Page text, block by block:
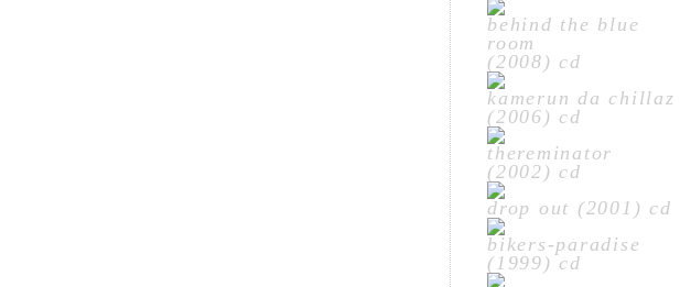
behind the blue
room
(2008) cd
kamerun da chillaz
(2006) cd
thereminator
(2002) cd
drop out (2001) cd
bikers-paradise
(1999) cd